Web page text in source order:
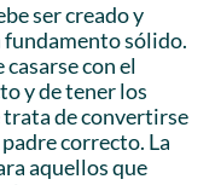
ser creado y
sólido.
con el
y de tener los
de convertirse
correcto. La
aquellos que